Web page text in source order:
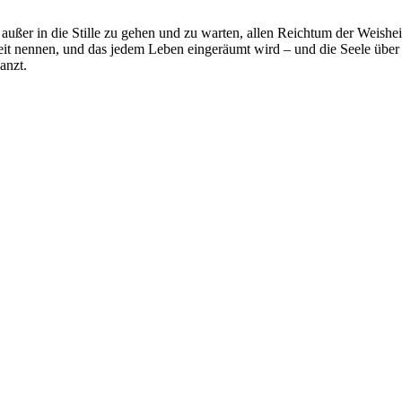
in die Stille zu gehen und zu warten, allen Reichtum der
nennen, und das jedem Leben eingeräumt wird – und die Seele